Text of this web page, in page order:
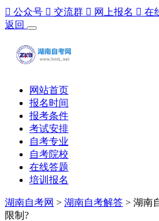
 公众号  交流群  网上报名  在
返回
网站首页
报名时间
报考条件
考试安排
自考专业
自考院校
在线答题
培训报名
湖南自考网 > 湖南自考解答 > 湖南
限制?